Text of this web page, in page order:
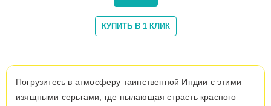
Погрузитесь в атмосферу таинственной Индии с этими
изящными серьгами, где пылающая страсть красного